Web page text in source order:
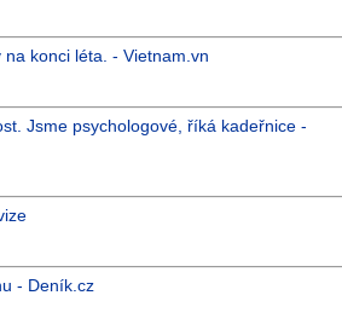
konci léta. - Vietnam.vn
Jsme psychologové, říká kadeřnice -
- Deník.cz